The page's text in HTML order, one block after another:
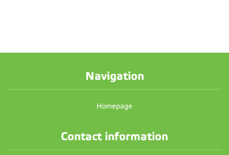
Navigation
Homepage
Contact information